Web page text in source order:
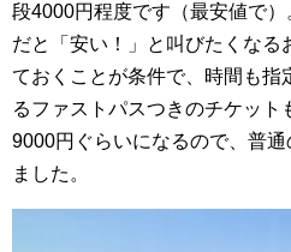
段4000円程度です（最安値で
だと「安い！」と叫びたくなる
ておくことが条件で、時間も指
るファストパスつきのチケット
9000円ぐらいになるので、普
ました。